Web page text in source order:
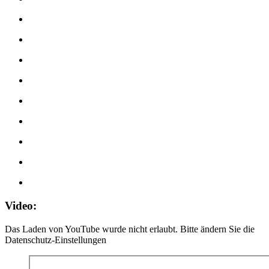
Video:
Das Laden von YouTube wurde nicht erlaubt. Bitte ändern Sie die
Datenschutz-Einstellungen